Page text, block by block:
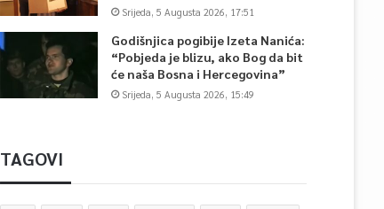
Srijeda, 5 Augusta 2026, 17:51
Godišnjica pogibije Izeta Nanića:
“Pobjeda je blizu, ako Bog da bit
će naša Bosna i Hercegovina”
Srijeda, 5 Augusta 2026, 15:49
TAGOVI